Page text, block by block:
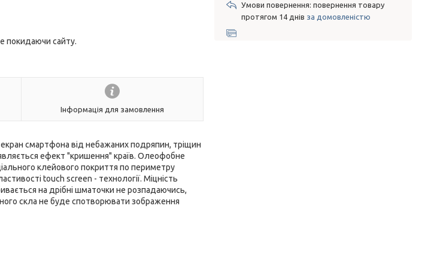
покидаючи сайту.
Інформація для замовлення
смартфона від небажаних подряпин, тріщин
ефект "кришення" країв. Олеофобне
клейового покриття по периметру
touch screen - технології. Міцність
на дрібні шматочки не розпадаючись,
скла не буде спотворювати зображення
повернення товару
протягом 14 днів за домовленістю